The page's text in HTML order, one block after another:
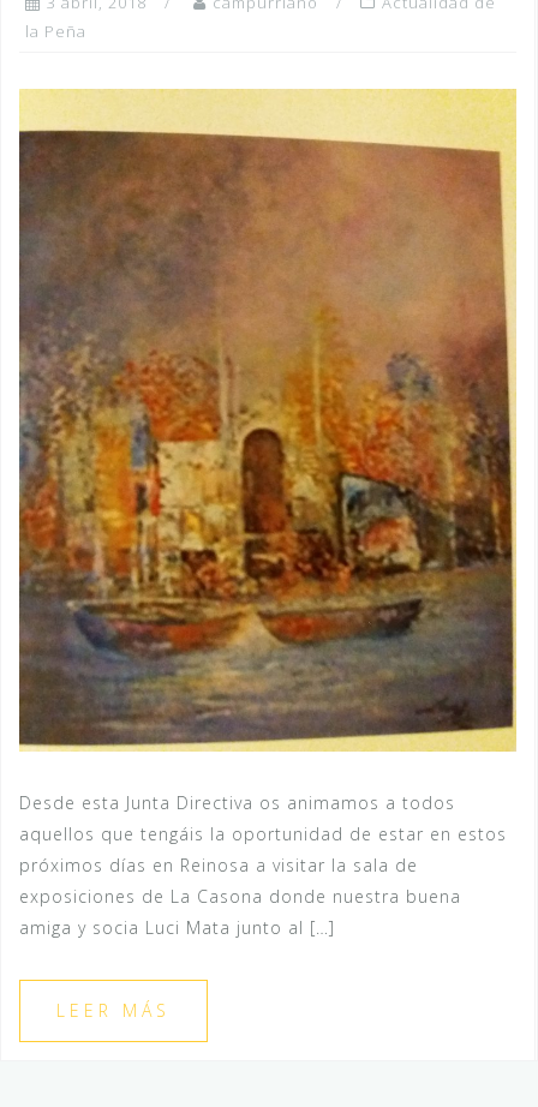
la Peña
Desde esta Junta Directiva os animamos a todos
aquellos que tengáis la oportunidad de estar en estos
próximos días en Reinosa a visitar la sala de
exposiciones de La Casona donde nuestra buena
amiga y socia Luci Mata junto al […]
LEER MÁS